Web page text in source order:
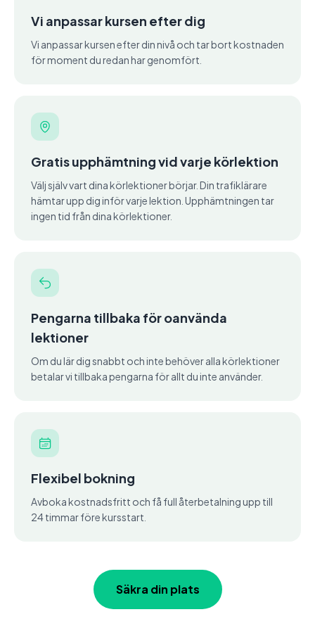
Vi anpassar kursen efter dig
Vi anpassar kursen efter din nivå och tar bort kostnaden
för moment du redan har genomfört.
Gratis upphämtning vid varje körlektion
Välj själv vart dina körlektioner börjar. Din trafiklärare
hämtar upp dig inför varje lektion. Upphämtningen tar
ingen tid från dina körlektioner.
Pengarna tillbaka för oanvända
lektioner
Om du lär dig snabbt och inte behöver alla körlektioner
betalar vi tillbaka pengarna för allt du inte använder.
Flexibel bokning
Avboka kostnadsfritt och få full återbetalning upp till
24 timmar före kursstart.
Säkra din plats